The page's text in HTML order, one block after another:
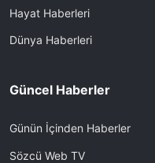
Hayat Haberleri
Dünya Haberleri
Güncel Haberler
Günün İçinden Haberler
Sözcü Web TV